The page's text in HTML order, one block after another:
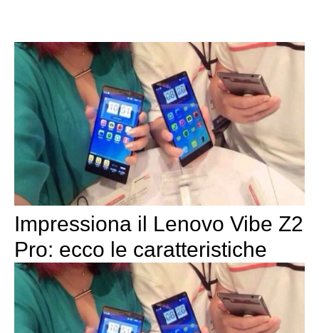
Impressiona il Lenovo Vibe Z2
Pro: ecco le caratteristiche